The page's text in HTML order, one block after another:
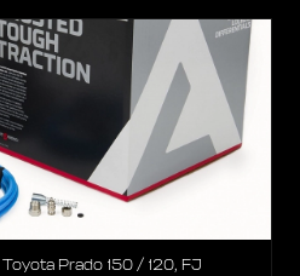
Toyota Prado 150 / 120, FJ